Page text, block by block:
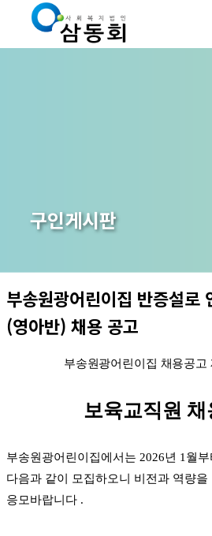
구인게시판
부송원광어린이집 반증설로
(영아반) 채용 공고
부송원광어린이집 채용공고
보육교직원 채
부송원광어린이집에서는 2026년 1 월
다음과 같이 모집하오니 비전과 역량을
응모바랍니다 .